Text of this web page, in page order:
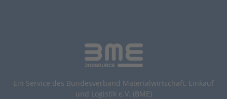
Ein Service des Bundesverband Materialwirtschaft, Einkauf
und Logistik e.V. (BME)